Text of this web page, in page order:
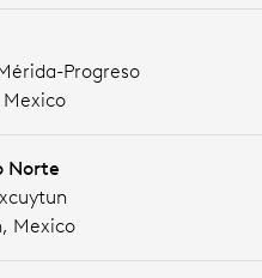
Progreso
Mexico
Norte
Mexico